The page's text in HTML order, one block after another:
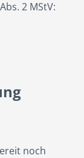
2 MStV:
noch